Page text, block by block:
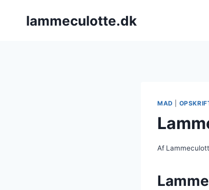
lammeculotte.dk
MAD
Af